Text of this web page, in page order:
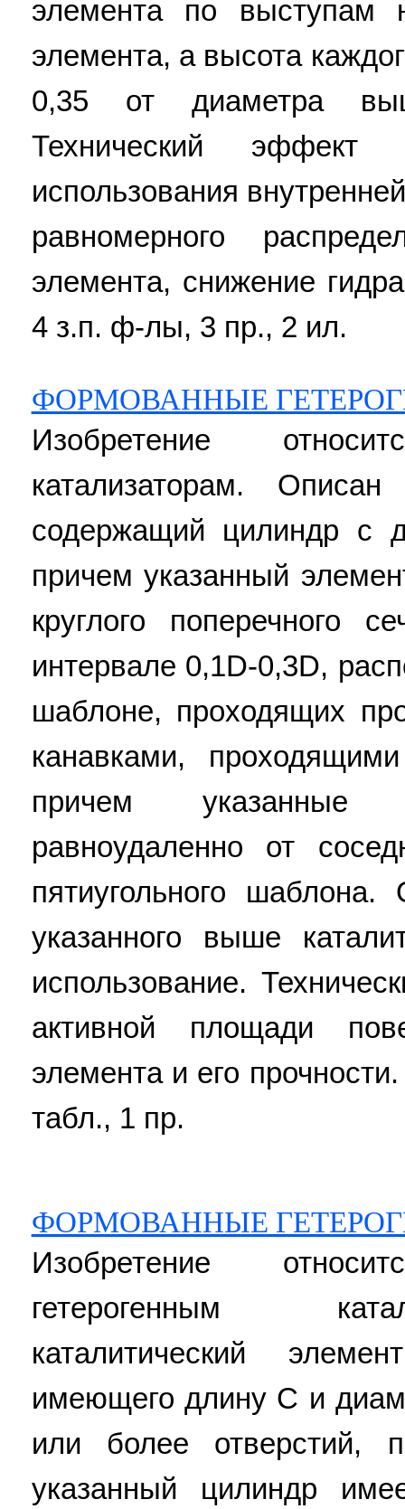
элемента по выступам
элемента, а высота
0,35 от диаметра
Технический
использования
равномерного
элемента, снижение
4 з.п. ф-лы, 3 пр., 2 ил.
ФОРМОВАННЫЕ
Изобретение
катализаторам. Описан
содержащий цилиндр с
причем указанный
круглого поперечного
интервале 0,1D-0,3D,
шаблоне, проходящих
канавками,
причем указанные
равноудаленно от
пятиугольного
указанного выше
использование.
активной площади
элемента и его
табл., 1 пр.
ФОРМОВАННЫЕ
Изобретение
гетерогенным
каталитический
имеющего длину С и
или более отверстий,
указанный цилиндр